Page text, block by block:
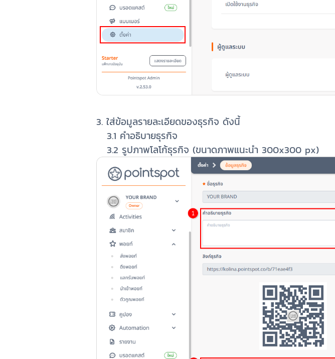
3. ใส่ข้อมูลรายละเอียดของธุรกิจ ดังนี้
3.1 คำอธิบายธุรกิจ
3.2 รูปภาพโลโก้ธุรกิจ (ขนาดภาพแนะนำ 300x300 px)